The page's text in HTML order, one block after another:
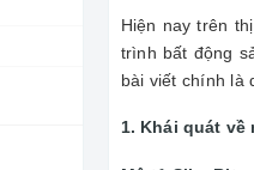
Hiện nay trên
trình bất động
bài viết chính là
1. Khái quát về